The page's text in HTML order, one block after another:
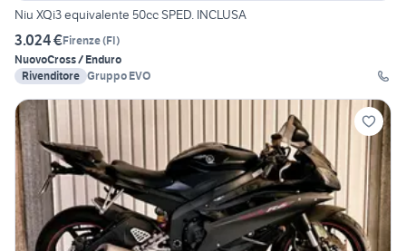
Niu XQi3 equivalente 50cc SPED. INCLUSA
3.024 €Firenze(FI)
NuovoCross / Enduro
Rivenditore Gruppo EVO